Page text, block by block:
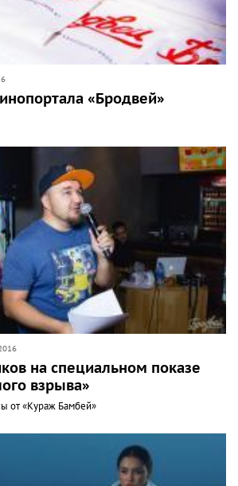
«Бродвей»
на специальном показе
взрыва»
от «Кураж Бамбей»